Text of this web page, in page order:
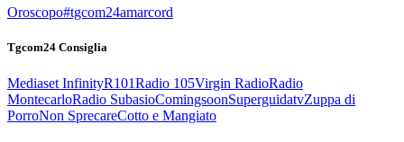
Oroscopo#tgcom24amarcord
Tgcom24 Consiglia
Mediaset InfinityR101Radio 105Virgin RadioRadio
MontecarloRadio SubasioComingsoonSuperguidatvZuppa di
PorroNon SprecareCotto e Mangiato